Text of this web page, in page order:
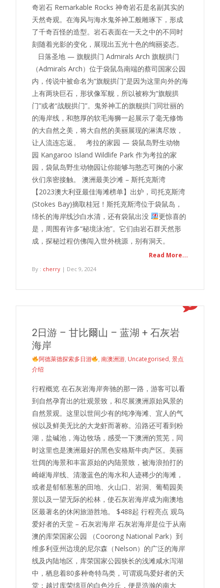
奇岩石 Remarkable Rocks 神奇岩石是名副其实的
天然奇观。在海风与海水鬼斧神工般雕琢下，形成
了千奇百怪的造型。岩石表面在一天之中的不同时
刻随着光影的变化，展现出五光十色的绚丽姿态。
日落圣地 — 旗舰拱门 Admirals Arch 旗舰拱门
（Admirals Arch）位于袋鼠岛南端的蔡司国家公园
内，传说中被命名为“旗舰拱门”是因为这里向外的海
上有两块巨石，形状像军舰，所以被称为“旗舰拱
门”或者“战舰拱门”。鬼斧神工的旗舰拱门同壮丽的
的海岸线，和憨厚的软毛海狮一起展示了毫无修饰
的大自然之美，将大自然的美丽展现的淋漓尽致，
让人流连忘返。 考拉的家园 — 袋鼠岛野生动物
园 Kangaroo Island Wildlife Park 作为考拉的家
园，袋鼠岛野生动物园让你能够与憨态可掬的小家
伙们亲密接触。 澳洲最美沙滩 – 斯托克斯湾
【2023澳大利亚最佳海滩榜单】出炉，司托克斯湾
(Stokes Bay)摘取桂冠！斯托克斯湾位于袋鼠岛，
绵长的海岸线沙白水清，还有袋鼠出没
更惊喜的
是，周围有许多“秘境泳池”。它们由岩石群天然形
成，探秘过程仿佛闯入世外桃源，别有洞天。
Read More...
By : cherry | Dec 9, 2024
0
2日游 – 甘比爾山 – 蓝湖 + 石灰岩
海岸
阿德萊德探索多日游 ,南澳洲游, Uncategorised,景点
介绍
行程概览 在石灰岩海岸奔驰的那一路，游客可以看
到自然孕育出的壮观景致，和尽展澳洲原始风景的
自然景观。这里以世间少有的纯净海滩、宜人的气
候以及鲜美无比的大龙虾而著称。沿路还可看到粉
湖，盐碱池，海边牧场，感受一下澳洲的荒芜，同
时这里也是澳洲最好的黑色安格斯牛肉产区。美丽
壮阔的海景和丰富原始的内陆景致，被海浪拍打的
崎岖海岸线、清澈蓝色的海水和人迹稀少的海滩，
或者是郁郁葱葱的田地、火山口、岩洞、葡萄园美
景以及一望无际的松林，使石灰岩海岸成为南澳地
区最著名的休闲旅游胜地。 $488起 行程亮点 观鸟
爱好者的天堂 – 石灰岩海岸 石灰岩海岸是位于从南
澳的库荣国家公园 （Coorong National Park）到
维多利亚州边境的尼尔森（Nelson）的广泛的海岸
线及内陆地区，库荣国家公园狭长的浅滩咸水泻湖
中，栖息着80多种奇特鸟类，可谓观鸟爱好者的天
堂；越过库荣绵亘的白色沙丘，便是浩瀚的南大